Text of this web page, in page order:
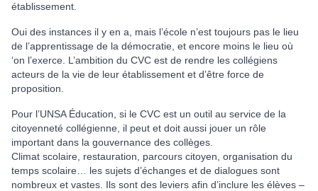
établissement.
Oui des instances il y en a, mais l’école n’est toujours pas le lieu
de l’apprentissage de la démocratie, et encore moins le lieu où
‘on l’exerce. L’ambition du CVC est de rendre les collégiens
acteurs de la vie de leur établissement et d’être force de
proposition.
Pour l’UNSA Éducation, si le CVC est un outil au service de la
citoyenneté collégienne, il peut et doit aussi jouer un rôle
important dans la gouvernance des collèges.
Climat scolaire, restauration, parcours citoyen, organisation du
temps scolaire… les sujets d’échanges et de dialogues sont
nombreux et vastes. Ils sont des leviers afin d’inclure les élèves –